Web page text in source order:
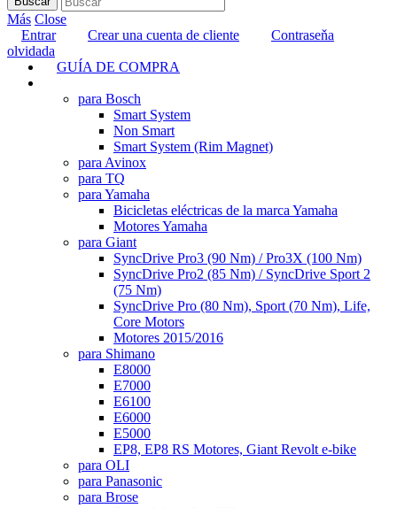
Más Close
Entrar
Crear una cuenta de cliente
Contraseňa
olvidada
GUÍA DE COMPRA
para Bosch
Smart System
Non Smart
Smart System (Rim Magnet)
para Avinox
para TQ
para Yamaha
Bicicletas eléctricas de la marca Yamaha
Motores Yamaha
para Giant
SyncDrive Pro3 (90 Nm) / Pro3X (100 Nm)
SyncDrive Pro2 (85 Nm) / SyncDrive Sport 2
(75 Nm)
SyncDrive Pro (80 Nm), Sport (70 Nm), Life,
Core Motors
Motores 2015/2016
para Shimano
E8000
E7000
E6100
E6000
E5000
EP8, EP8 RS Motores, Giant Revolt e-bike
para OLI
para Panasonic
para Brose